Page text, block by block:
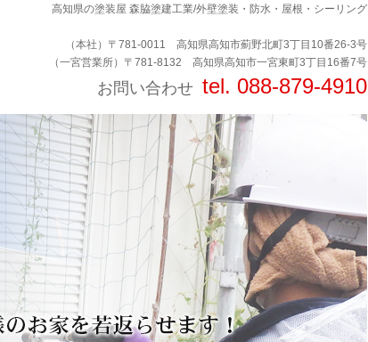
高知県の塗装屋 森脇塗建工業/外壁塗装・防水・屋根・シーリング
（本社）〒781-0011 高知県高知市薊野北町3丁目10番26-3号
（一宮営業所）〒781-8132 高知県高知市一宮東町3丁目16番7号
お問い合わせ tel. 088-879-4910